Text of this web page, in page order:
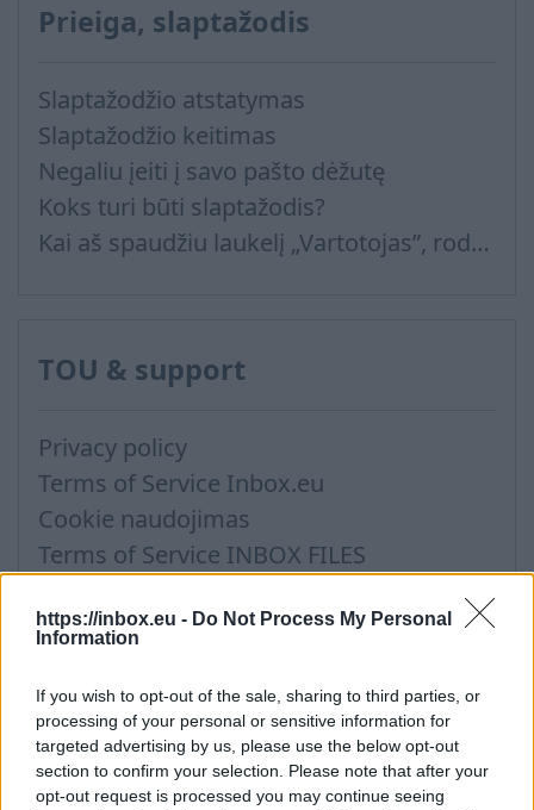
https://inbox.eu - Do Not Process My Personal
Information
If you wish to opt-out of the sale, sharing to third parties, or
processing of your personal or sensitive information for
targeted advertising by us, please use the below opt-out
section to confirm your selection. Please note that after your
opt-out request is processed you may continue seeing
Prieiga, slaptažodis
Slaptažodžio atstatymas
Slaptažodžio keitimas
Negaliu įeiti į savo pašto dėžutę
Koks turi būti slaptažodis?
Kai aš spaudžiu laukelį „Vartotojas”, rodomi visi vartotojai, kurie naudojosi šiuo kompiuteriu ir automatiškai įsirašo mano slaptažodis
TOU & support
Privacy policy
Terms of Service Inbox.eu
Cookie naudojimas
Terms of Service INBOX FILES
Pašto programos